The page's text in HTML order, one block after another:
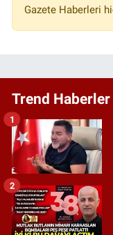
Gazete Haberleri
Trend Haberler
1
2